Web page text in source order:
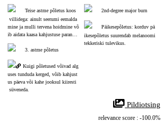
Teise astme põletus koos
villidega: ainult seerumi eemalda
mine ja mulli tervena hoidmine võ
ib aidata kaasa kahjustuse paranem
3. astme põletus
Kuigi põletused võivad alg
uses tunduda kerged, võib kahjust
us päeva või kahe jooksul kiiresti
süveneda.
2nd-degree major burn
Päikesepõletus: korduv pä
ikesepõletus suurendab melanoomi
tekkeriski tulevikus.
Pildiotsing
relevance score : -100.0%